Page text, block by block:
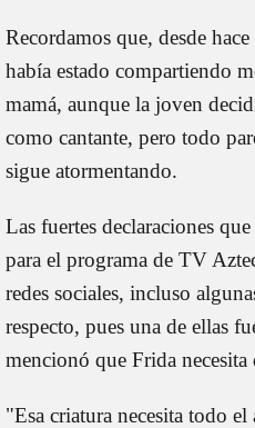
Recordamos que, desde
había estado compartiendo
mamá, aunque la joven
como cantante, pero todo
sigue atormentando.
Las fuertes declaraciones
para el programa de TV
redes sociales, incluso
respecto, pues una de ellas
mencionó que Frida necesita
"Esa criatura necesita todo